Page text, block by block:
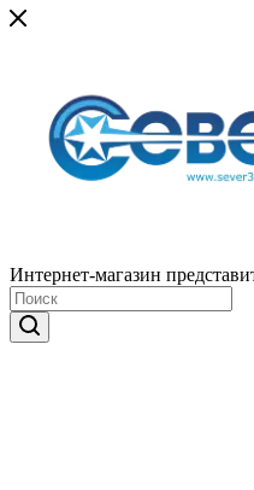
Интернет-магазин